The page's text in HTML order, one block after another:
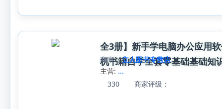
全3册】新手学电脑办公应用
机书籍自学全套零基础基础知
商家:
立人图书专营店
主营: ...
330
商家评级：